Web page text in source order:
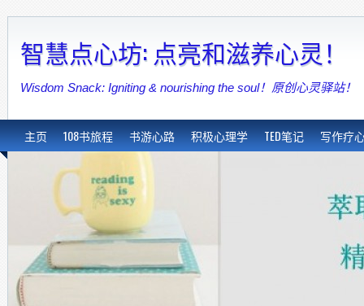
智慧点心坊: 点亮和滋养心灵！
Wisdom Snack: Igniting & nourishing the soul！原创心灵驿站！
主页 108书旅程 书游心路 积极心理学 TED笔记 写作疗